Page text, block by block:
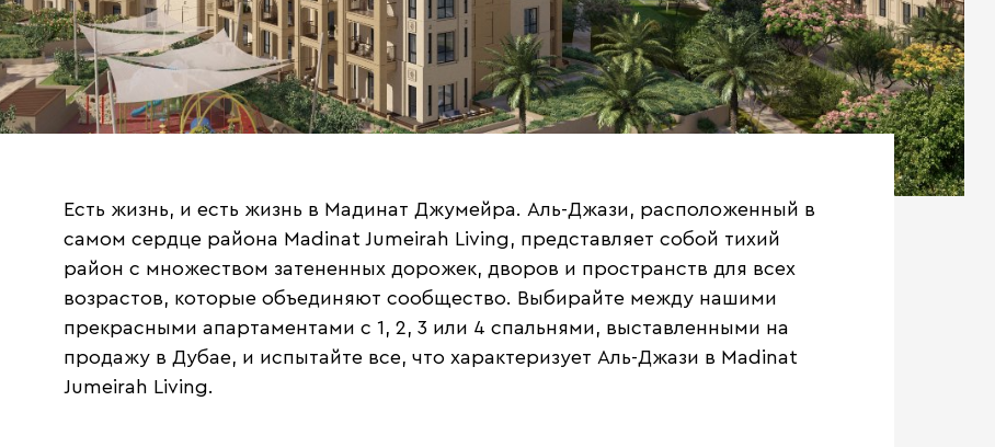
Есть жизнь, и есть жизнь в Мадинат Джумейра. Аль-Джази, расположенный в
самом сердце района Madinat Jumeirah Living, представляет собой тихий
район с множеством затененных дорожек, дворов и пространств для всех
возрастов, которые объединяют сообщество. Выбирайте между нашими
прекрасными апартаментами с 1, 2, 3 или 4 спальнями, выставленными на
продажу в Дубае, и испытайте все, что характеризует Аль-Джази в Madinat
Jumeirah Living.